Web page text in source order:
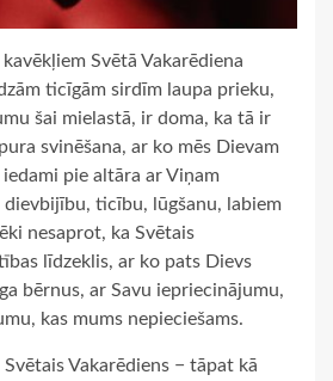
Svētā Vakarēdiena
ticīgām sirdīm laupa prieku,
šai mielastā, ir doma, ka tā ir
svinēšana, ar ko mēs Dievam
pie altāra ar Viņam
ticību, lūgšanu, labiem
nesaprot, ka Svētais
līdzeklis, ar ko pats Dievs
bērnus, ar Savu iepriecinājumu,
kas mums nepieciešams.
Vakarēdiens − tāpat kā